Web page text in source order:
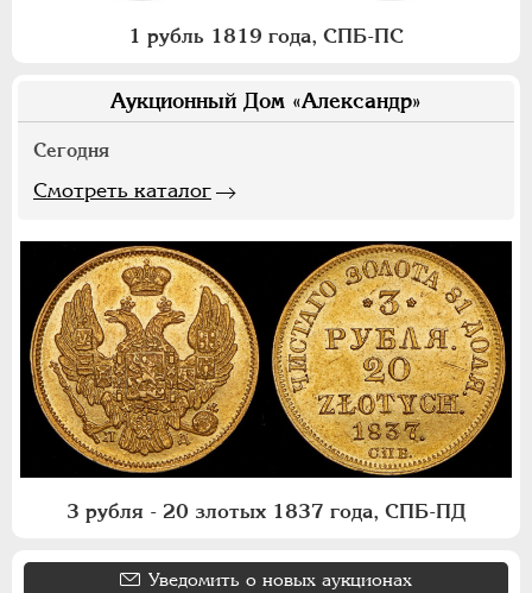
1 рубль 1819 года, СПБ-ПС
Аукционный Дом «Александр»
Сегодня
Смотреть каталог
3 рубля - 20 злотых 1837 года, СПБ-ПД
Уведомить о новых аукционах